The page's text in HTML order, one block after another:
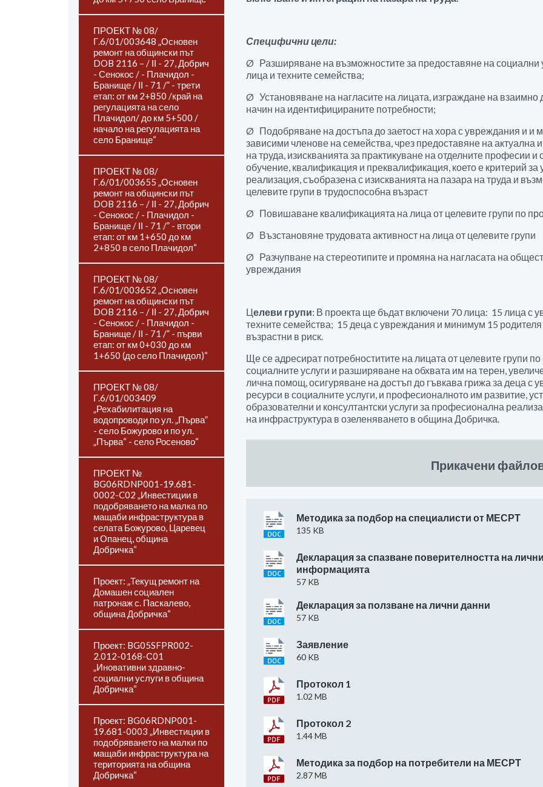
ПРОЕКТ № 08/
Г.6/01/003648 „Основен
ремонт на общински път
DOB 2116 – / ІІ - 27, Добрич
- Сенокос / - Плачидол -
Бранище / ІІ - 71 /” - трети
етап: от км 2+850 /край на
регулацията на село
Плачидол/ до км 5+500 /
начало на регулацията на
село Бранище“
ПРОЕКТ № 08/
Г.6/01/003655 „Основен
ремонт на общински път
DOB 2116 – / ІІ - 27, Добрич
- Сенокос / - Плачидол -
Бранище / ІІ - 71 /” - втори
етап: от км 1+650 до км
2+850 в село Плачидол“
ПРОЕКТ № 08/
Г.6/01/003652 „Основен
ремонт на общински път
DOB 2116 – / ІІ - 27, Добрич
- Сенокос / - Плачидол -
Бранище / ІІ - 71 /” - първи
етап: от км 0+030 до км
1+650 (до село Плачидол)“
ПРОЕКТ № 08/
Г.6/01/003409
„Рехабилитация на
водопроводи по ул. „Първа”
- село Божурово и по ул.
„Първа“ - село Росеново“
ПРОЕКТ №
BG06RDNP001-19.681-
0002-C02 „Инвестиции в
подобряването на малка по
мащаби инфраструктура в
селата Божурово, Царевец
и Опанец, община
Добричка“
Проект: „Текущ ремонт на
Домашен социален
патронаж с. Паскалево,
община Добричка“
Проект: BG05SFPR002-
2.012-0168-С01
„Иновативни здравно-
социални услуги в община
Добричка“
Проект: BG06RDNP001-
19.681-0003 „Инвестиции в
подобряването на малки по
мащаби инфраструктура на
територията на община
Добричка“
Специфични цели:
Ø Разширяване на възможностите за предоставяне на социални
лица и техните семейства;
Ø Установяване на нагласите на лицата, изграждане на
начин на идентифицираните потребности;
Ø Подобряване на достъпа до заетост на хора с увреждания и и
зависими членове на семейства, чрез предоставяне на
на труда, изискванията за практикуване на отделните професии
обучение, квалификация и преквалификация, което е критерий
реализация, съобразена с изискванията на пазара на труда и
целевите групи в трудоспособна възраст
Ø Повишаване квалификацията на лица от целевите групи по
Ø Възстановяне трудовата активност на лица от целевите групи
Ø Разчупване на стереотипите и промяна на нагласата на
увреждания
Целеви групи: В проекта ще бъдат включени 70 лица: 15 лица с
техните семейства; 15 деца с увреждания и минимум 15 родителя
възрастни в риск.
Ще се адресират потребноститите на лицата от целевите групи
социалните услуги и разширяване на обхвата им на терен,
лична помощ, осигуряване на достъп до гъвкава грижа за деца с
ресурси в социалните услуги, и професионалното им развитие,
образователни и консултантски услуги за професионална
на инфраструктура в озеленяването в община Добричка.
Прикачени
Методика за подбор на специалисти от МЕСРТ
135 KB
Декларация за спазване поверителността на
информацията
57 KB
Декларация за ползване на лични данни
57 KB
Заявление
60 KB
Протокол 1
1.02 MB
Протокол 2
1.44 MB
Методика за подбор на потребители на МЕСРТ
2.87 MB